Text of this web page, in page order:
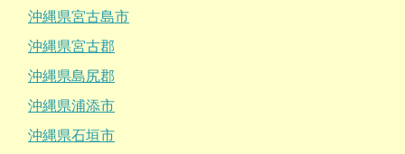
沖縄県宮古島市
沖縄県宮古郡
沖縄県島尻郡
沖縄県浦添市
沖縄県石垣市